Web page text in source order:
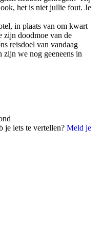
het is niet jullie fout. Je
in plaats van om kwart
zijn doodmoe van de
reisdoel van vandaag
we nog geeneens in
je iets te vertellen? Meld je